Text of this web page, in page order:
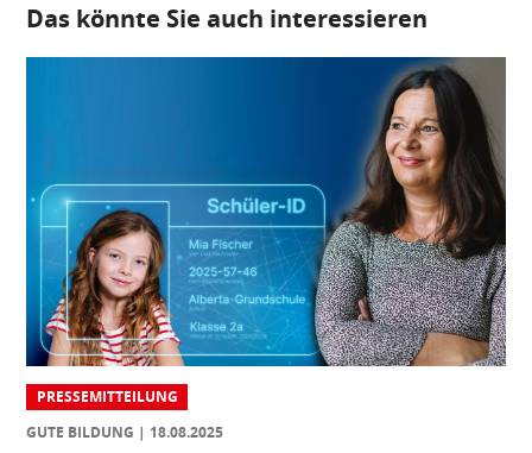
Das könnte Sie auch interessieren
PRESSEMITTEILUNG
GUTE BILDUNG
18.08.2025